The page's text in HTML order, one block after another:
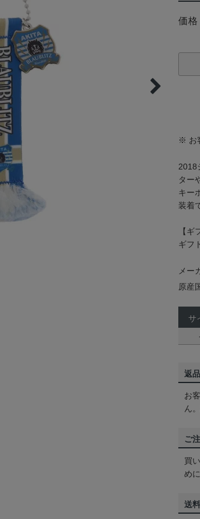
価格
※ お
2018
ター
キー
装着
【ギ
ギフ
メー
原産
サ
返
お
ん
ご
買
め
送